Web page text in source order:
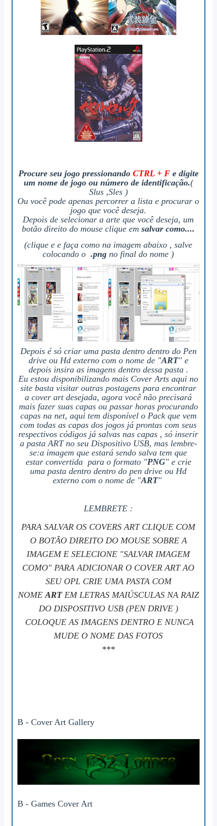
Procure seu jogo pressionando CTRL + Fe digite
um nome de jogo ou número de identificação.(
Slus ,Sles )
Ou você pode apenas percorrer a lista e procurar o
jogo que você deseja.
Depois de selecionar a arte que você deseja, um
botão direito do mouse clique emsalvar como....
(clique e e faça como na imagem abaixo , salve
colocando o.png no final do nome )
Depois é só criar uma pasta dentro dentro do Pen
drive ou Hd externo com o nome de "ART" e
depois insira as imagens dentro dessa pasta .
Eu estou disponibilizando mais Cover Arts aqui no
site basta visitar outras postagens para encontrar
a cover art desejada, agora você não precisará
mais fazer suas capas ou passar horas procurando
capas na net, aqui tem disponível o Pack que vem
com todas as capas dos jogos já prontas com seus
respectivos códigos já salvas nas capas , só inserir
a pasta ART no seu Dispositivo USB, mas lembre-
se:a imagem que estará sendo salva tem que
estar convertida para o formato "PNG" e crie
uma pasta dentro dentro do pen drive ou Hd
externo com o nome de "ART"
LEMBRETE :
PARA SALVAR OS COVERS ART CLIQUE COM
O BOTÃO DIREITO DO MOUSE SOBRE A
IMAGEM E SELECIONE "SALVAR IMAGEM
COMO" PARA ADICIONAR O COVER ART AO
SEU OPL CRIE UMA PASTA COM
NOMEARTEM LETRAS MAIÚSCULAS NA RAIZ
DO DISPOSITIVO USB (PEN DRIVE )
COLOQUE AS IMAGENS DENTRO E NUNCA
MUDE O NOME DAS FOTOS
***
B - Cover Art Gallery
B - Games Cover Art